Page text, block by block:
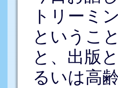
トリーミ
というこ
と、出版
るいは高